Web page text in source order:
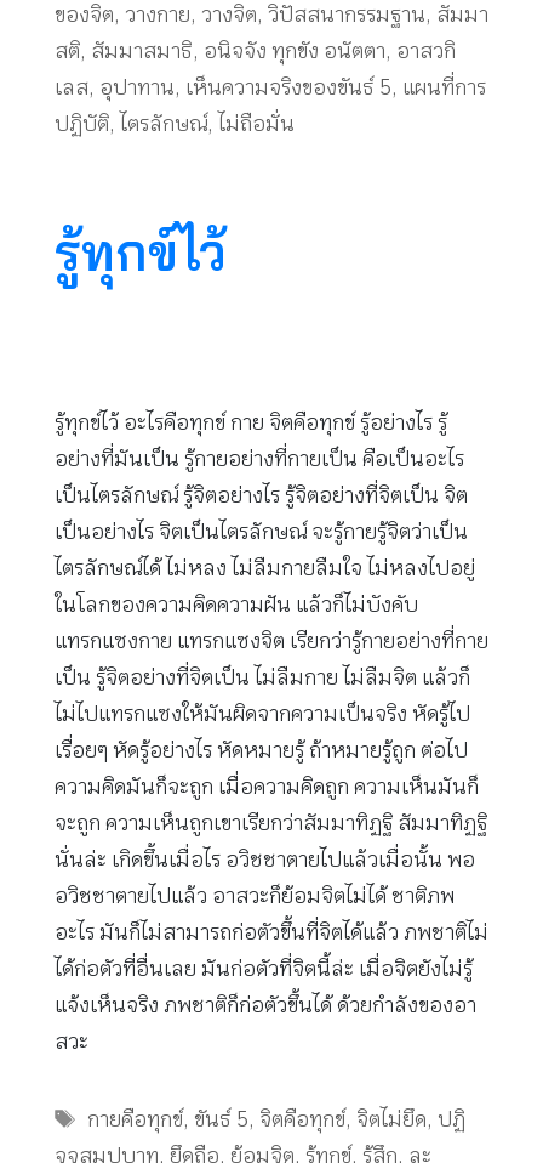
ของจิต, วางกาย, วางจิต, วิปัสสนากรรมฐาน, สัมมา
สติ, สัมมาสมาธิ, อนิจจัง ทุกขัง อนัตตา, อาสวกิ
เลส, อุปาทาน, เห็นความจริงของขันธ์ 5, แผนที่การ
ปฏิบัติ, ไตรลักษณ์, ไม่ถือมั่น
รู้ทุกข์ไว้
รู้ทุกข์ไว้ อะไรคือทุกข์ กาย จิตคือทุกข์ รู้อย่างไร รู้
อย่างที่มันเป็น รู้กายอย่างที่กายเป็น คือเป็นอะไร
เป็นไตรลักษณ์ รู้จิตอย่างไร รู้จิตอย่างที่จิตเป็น จิต
เป็นอย่างไร จิตเป็นไตรลักษณ์ จะรู้กายรู้จิตว่าเป็น
ไตรลักษณ์ได้ ไม่หลง ไม่ลืมกายลืมใจ ไม่หลงไปอยู่
ในโลกของความคิดความฝัน แล้วก็ไม่บังคับ
แทรกแซงกาย แทรกแซงจิต เรียกว่ารู้กายอย่างที่กาย
เป็น รู้จิตอย่างที่จิตเป็น ไม่ลืมกาย ไม่ลืมจิต แล้วก็
ไม่ไปแทรกแซงให้มันผิดจากความเป็นจริง หัดรู้ไป
เรื่อยๆ หัดรู้อย่างไร หัดหมายรู้ ถ้าหมายรู้ถูก ต่อไป
ความคิดมันก็จะถูก เมื่อความคิดถูก ความเห็นมันก็
จะถูก ความเห็นถูกเขาเรียกว่าสัมมาทิฏฐิ สัมมาทิฏฐิ
นั่นล่ะ เกิดขึ้นเมื่อไร อวิชชาตายไปแล้วเมื่อนั้น พอ
อวิชชาตายไปแล้ว อาสวะก็ย้อมจิตไม่ได้ ชาติภพ
อะไร มันก็ไม่สามารถก่อตัวขึ้นที่จิตได้แล้ว ภพชาติไม่
ได้ก่อตัวที่อื่นเลย มันก่อตัวที่จิตนี้ล่ะ เมื่อจิตยังไม่รู้
แจ้งเห็นจริง ภพชาติก็ก่อตัวขึ้นได้ ด้วยกำลังของอา
สวะ
Tags
กายคือทุกข์, ขันธ์ 5, จิตคือทุกข์, จิตไม่ยึด, ปฏิ
จจสมุปบาท, ยึดถือ, ย้อมจิต, รู้ทุกข์, รู้สึก, ละ